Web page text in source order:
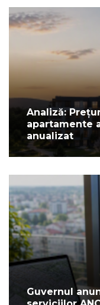
Analiză:
apartamente
anualizat
Guvernul